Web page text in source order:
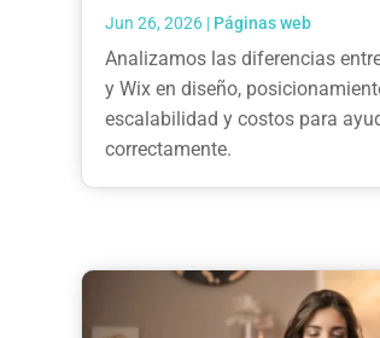
Jun 26, 2026 | Páginas web
Analizamos las diferencias
y Wix en diseño,
escalabilidad y costos para
correctamente.